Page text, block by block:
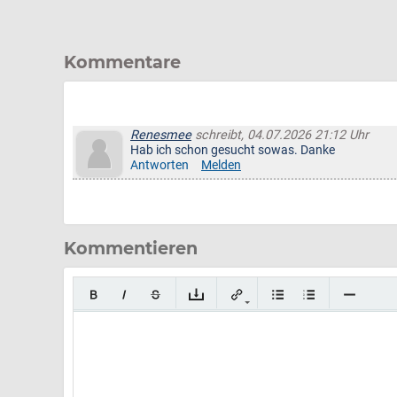
Kommentare
Renesmeeschreibt, 04.07.2026 21:12 Uhr
Hab ich schon gesucht sowas. Danke
Antworten
Melden
Kommentieren